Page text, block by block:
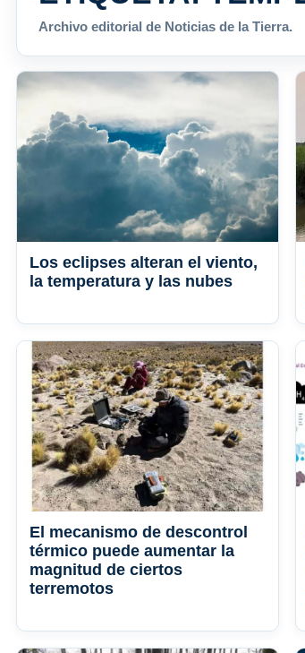
Archivo editorial de Noticias de la Tierra.
Los eclipses alteran el viento,
la temperatura y las nubes
El mecanismo de descontrol
térmico puede aumentar la
magnitud de ciertos
terremotos